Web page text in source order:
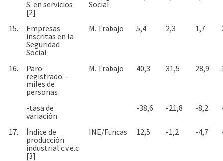
S. en servicios
[2]
Social
15.
Empresas
inscritas en la
Seguridad
Social
M. Trabajo 5,4 2,3 1,7
16.
Paro
registrado: -
miles de
personas
M. Trabajo 40,3 31,5 28,9
-tasa de
variación
-38,6 -21,8 -8,2
17.
Índice de
producción
industrial c.v.e.c
[3]
INE/Funcas 12,5 -1,2 -4,7